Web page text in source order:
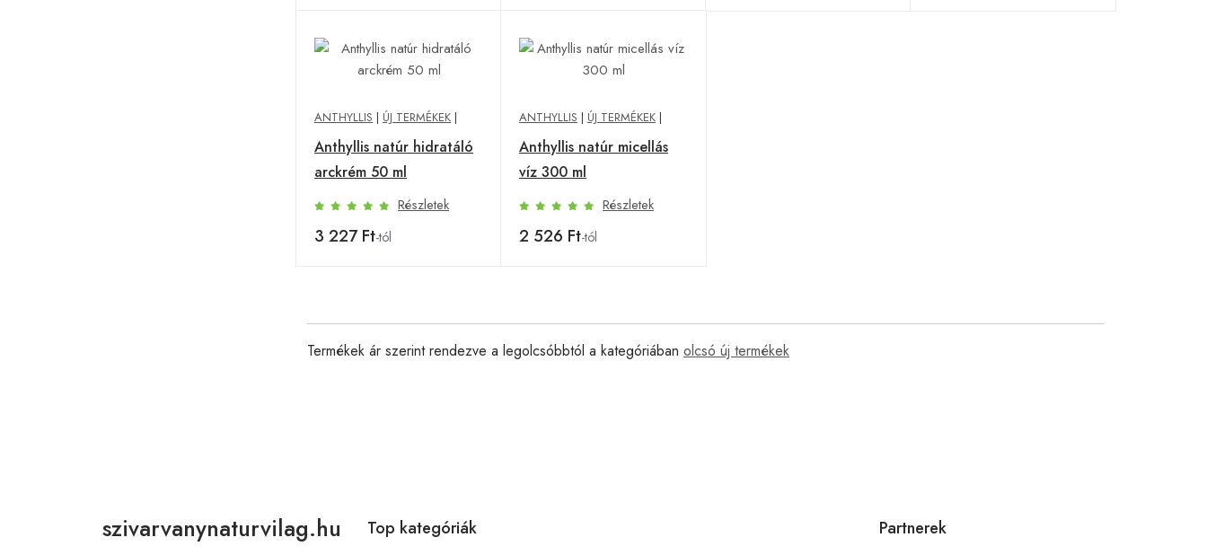
ANTHYLLIS | ÚJ TERMÉKEK |
Anthyllis natúr hidratáló
arckrém 50 ml
Részletek
3 227 Ft-tól
ANTHYLLIS | ÚJ TERMÉKEK |
Anthyllis natúr micellás
víz 300 ml
Részletek
2 526 Ft-tól
Termékek ár szerint rendezve a legolcsóbbtól a kategóriában olcsó új termékek
szivarvanynaturvilag.hu Top kategóriák Partnerek